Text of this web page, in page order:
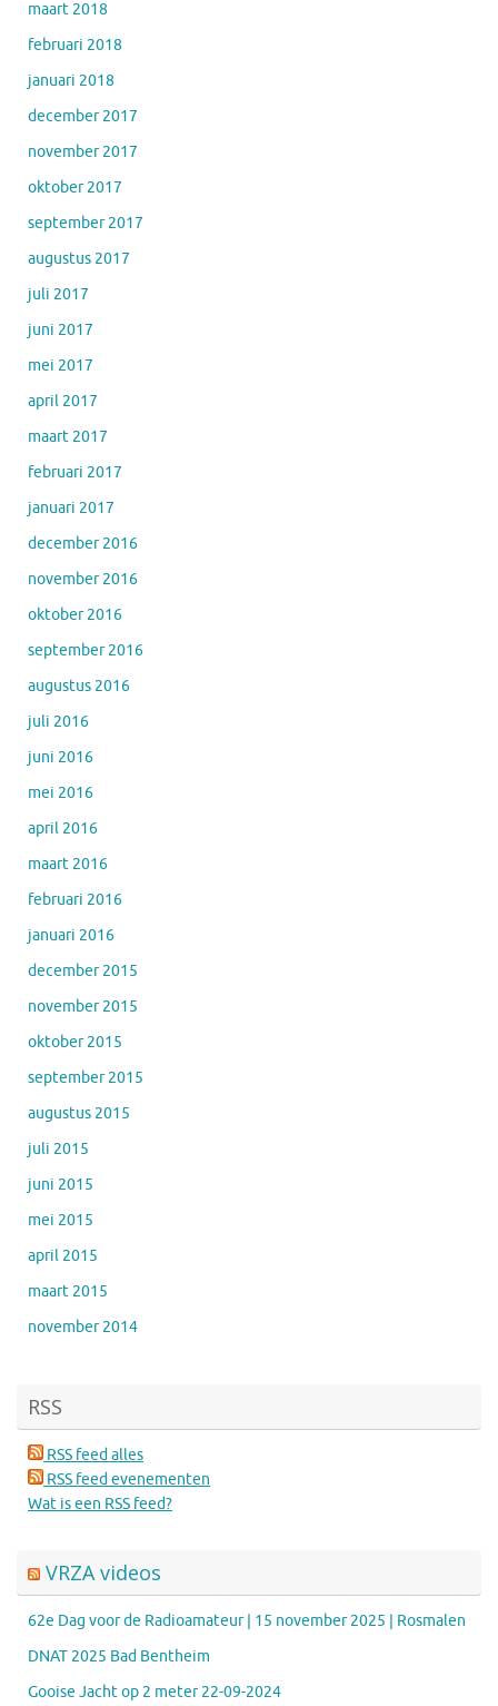
maart 2018
februari 2018
januari 2018
december 2017
november 2017
oktober 2017
september 2017
augustus 2017
juli 2017
juni 2017
mei 2017
april 2017
maart 2017
februari 2017
januari 2017
december 2016
november 2016
oktober 2016
september 2016
augustus 2016
juli 2016
juni 2016
mei 2016
april 2016
maart 2016
februari 2016
januari 2016
december 2015
november 2015
oktober 2015
september 2015
augustus 2015
juli 2015
juni 2015
mei 2015
april 2015
maart 2015
november 2014
RSS
RSS feed alles
RSS feed evenementen
Wat is een RSS feed?
VRZA videos
62e Dag voor de Radioamateur | 15 november 2025 | Rosmalen
DNAT 2025 Bad Bentheim
Gooise Jacht op 2 meter 22-09-2024